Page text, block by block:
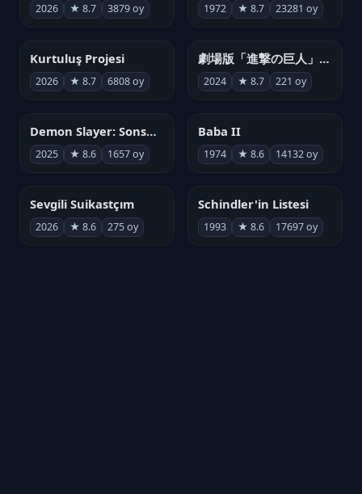
2026 ★ 8.7 3879 oy 1972 ★ 8.7 23281 oy
Kurtuluş Projesi
2026 ★ 8.7 6808 oy
劇場版「進撃の巨人」完結編 THE LAST ATTACK
2024 ★ 8.7 221 oy
Demon Slayer: Sonsuzluk Kalesi
2025 ★ 8.6 1657 oy
Baba II
1974 ★ 8.6 14132 oy
Sevgili Suikastçım
2026 ★ 8.6 275 oy
Schindler'in Listesi
1993 ★ 8.6 17697 oy